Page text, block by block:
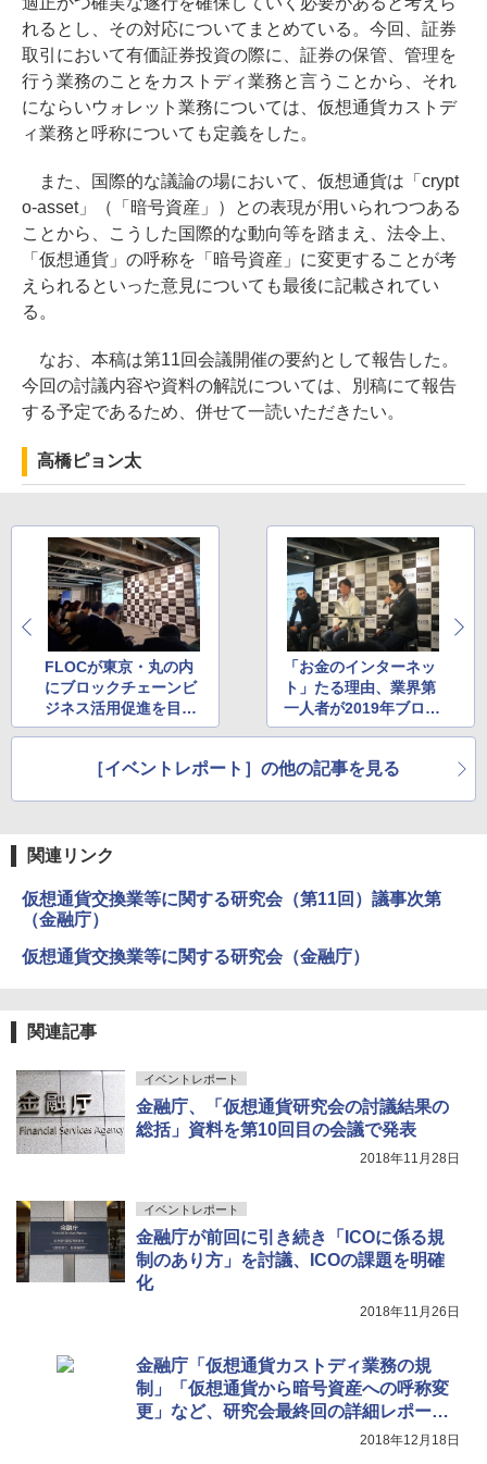
れるとし、その対応についてまとめている。今回、証券
取引において有価証券投資の際に、証券の保管、管理を
行う業務のことをカストディ業務と言うことから、それ
にならいウォレット業務については、仮想通貨カストデ
ィ業務と呼称についても定義をした。
また、国際的な議論の場において、仮想通貨は「crypt
o-asset」（「暗号資産」）との表現が用いられつつある
ことから、こうした国際的な動向等を踏まえ、法令上、
「仮想通貨」の呼称を「暗号資産」に変更することが考
えられるといった意見についても最後に記載されてい
る。
なお、本稿は第11回会議開催の要約として報告した。
今回の討議内容や資料の解説については、別稿にて報告
する予定であるため、併せて一読いただきたい。
高橋ピョン太
FLOCが東京・丸の内
にブロックチェーンビ
ジネス活用促進を目的
にコミュニティスペー
「お金のインターネッ
ト」たる理由、業界第
一人者が2019年ブロッ
クチェーン業界の行方
［イベントレポート］の他の記事を見る
関連リンク
仮想通貨交換業等に関する研究会（第11回）議事次第
（金融庁）
仮想通貨交換業等に関する研究会（金融庁）
関連記事
イベントレポート
金融庁、「仮想通貨研究会の討議結果の
総括」資料を第10回目の会議で発表
2018年11月28日
イベントレポート
金融庁が前回に引き続き「ICOに係る規
制のあり方」を討議、ICOの課題を明確
化
2018年11月26日
金融庁「仮想通貨カストディ業務の規
制」「仮想通貨から暗号資産への呼称変
更」など、研究会最終回の詳細レポート
2018年12月18日